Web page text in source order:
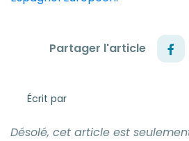
Partager l'article
Écrit par
Désolé, cet article est